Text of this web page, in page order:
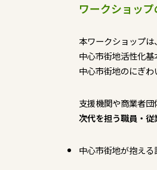
ワークショッ
本ワークショップ
中心市街地活性化基
中心市街地のにぎわ
支援機関や商業者
次代を担う職員・従
中心市街地が抱え